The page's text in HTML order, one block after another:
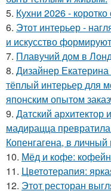
5. Кухни 2026 -
6. Этот интерьер -
и искусство
7. Плавучий дом в
8. Дизайнер
тёплый интерьер для
японским опытом
9. Датский архитектор
мадирацца
Копенгагена, в
10. Мёд и кофе:
11. Цветотерапия:
12. Этот ресторан